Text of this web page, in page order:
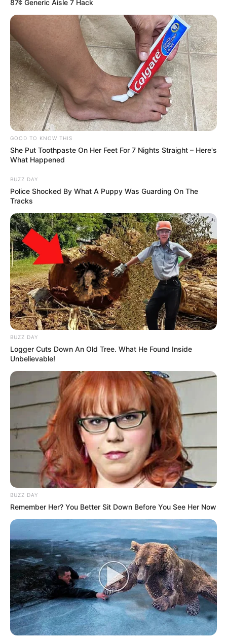
87¢ Generic Aisle 7 Hack
GOOD TO KNOW THIS
She Put Toothpaste On Her Feet For 7 Nights Straight – Here's
What Happened
BUZZ DAY
Police Shocked By What A Puppy Was Guarding On The
Tracks
BUZZ DAY
Logger Cuts Down An Old Tree. What He Found Inside
Unbelievable!
BUZZ DAY
Remember Her? You Better Sit Down Before You See Her Now